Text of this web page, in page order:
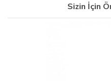
Sizin İçin